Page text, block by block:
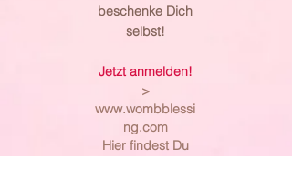
beschenke Dich
selbst!
Jetzt anmelden!
>
www.wombblessi
ng.com
Hier findest Du